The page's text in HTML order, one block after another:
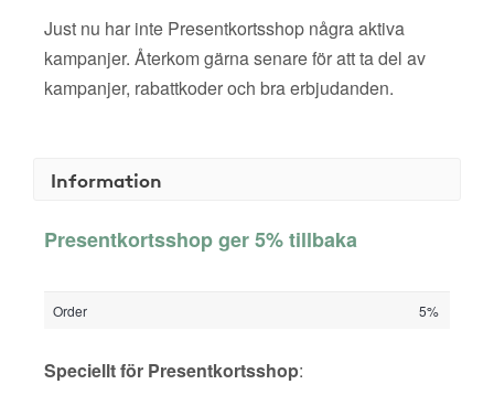
Just nu har inte Presentkortsshop några aktiva
kampanjer. Återkom gärna senare för att ta del av
kampanjer, rabattkoder och bra erbjudanden.
Information
Presentkortsshop ger 5% tillbaka
Order 5%
Speciellt för Presentkortsshop: